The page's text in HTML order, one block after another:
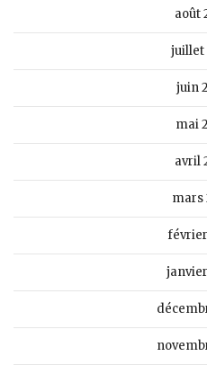
août
juillet
juin
mai
avril
mars
février